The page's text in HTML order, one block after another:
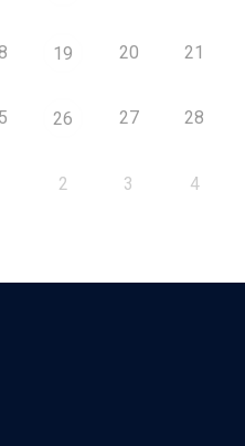
19 20 21
26 27 28
2 3 4